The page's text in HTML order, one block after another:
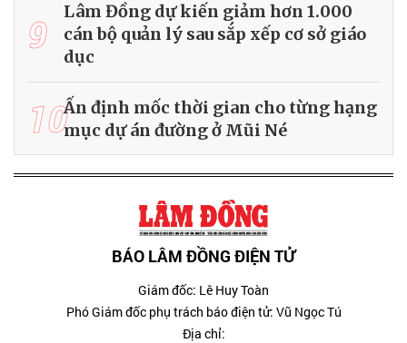
9
Lâm Đồng dự kiến giảm hơn 1.000
cán bộ quản lý sau sắp xếp cơ sở giáo
dục
10Ấn định mốc thời gian cho từng hạng
mục dự án đường ở Mũi Né
BÁO LÂM ĐỒNG ĐIỆN TỬ
Giám đốc: Lê Huy Toàn
Phó Giám đốc phụ trách báo điện tử: Vũ Ngọc Tú
Địa chỉ: